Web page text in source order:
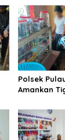
Polsek
Amankan
Desa Tomori